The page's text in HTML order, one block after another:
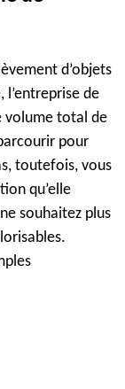
d’objets
de
volume total de
pour
toutefois, vous
qu’elle
souhaitez plus